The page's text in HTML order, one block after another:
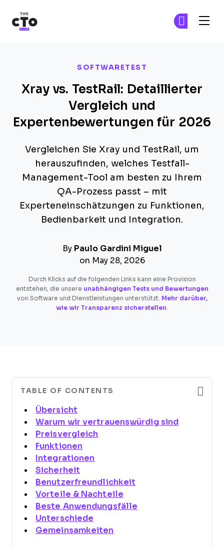
SOFTWARETEST
Xray vs. TestRail: Detaillierter
Vergleich und
Expertenbewertungen für 2026
Vergleichen Sie Xray und TestRail, um
herauszufinden, welches Testfall-
Management-Tool am besten zu Ihrem
QA-Prozess passt – mit
Experteneinschätzungen zu Funktionen,
Bedienbarkeit und Integration.
By Paulo Gardini Miguel
on May 28, 2026
Durch Klicks auf die folgenden Links kann eine Provision
entstehen, die unsere unabhängigen Tests und Bewertungen
von Software und Dienstleistungen unterstützt. Mehr darüber,
wie wir Transparenz sicherstellen.
TABLE OF CONTENTS
Übersicht
Warum wir vertrauenswürdig sind
Preisvergleich
Funktionen
Integrationen
Sicherheit
Benutzerfreundlichkeit
Vorteile & Nachteile
Beste Anwendungsfälle
Unterschiede
Gemeinsamkeiten